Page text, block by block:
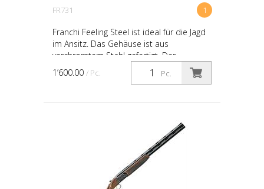
1
FR731
Franchi Feeling Steel ist ideal für die Jagd
im Ansitz. Das Gehäuse ist aus
verchromtem Stahl gefertigt. Der
Rückstoßdämpfer ist mit einem
schwarzen, doppelt ventilierten...
Pc.
1’600.00 / Pc.